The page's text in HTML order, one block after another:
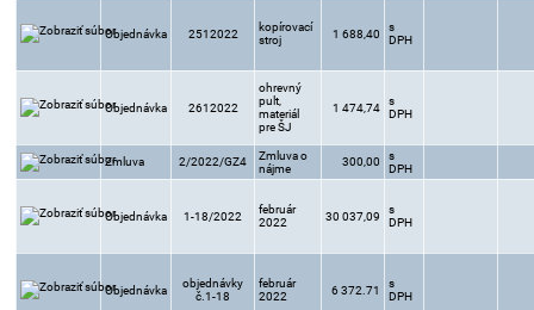
Objednávka 2512022
kopírovací
stroj
1 688,40
s
DPH
Objednávka 2612022
ohrevný
pult,
materiál
pre ŠJ
1 474,74
s
DPH
Zmluva 2/2022/GZ4
Zmluva o
nájme
300,00
s
DPH
Objednávka 1-18/2022
február
2022
30 037,09
s
DPH
Objednávka
objednávky
č.1-18
február
2022
6 372.71
s
DPH